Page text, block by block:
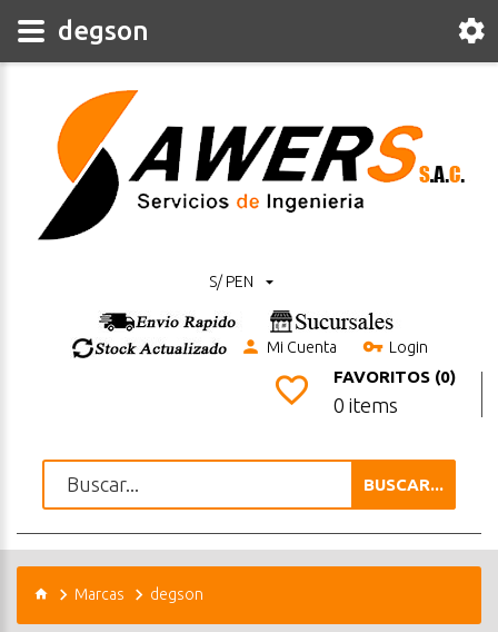
S/ PEN
Mi Cuenta Login
FAVORITOS (0)
0 items
BUSCAR...
Marcas degson
degson